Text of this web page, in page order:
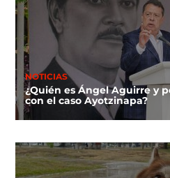
NOTICIAS
¿Quién es Ángel Aguirre y
con el caso Ayotzinapa?